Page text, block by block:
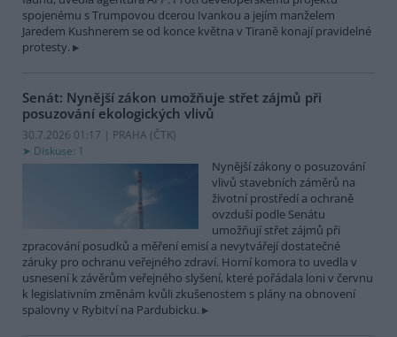
spojenému s Trumpovou dcerou Ivankou a jejím manželem
Jaredem Kushnerem se od konce května v Tiraně konají pravidelné
protesty.
Senát: Nynější zákon umožňuje střet zájmů při
posuzování ekologických vlivů
30.7.2026 01:17 | PRAHA (ČTK)
Diskuse: 1
Nynější zákony o posuzování
vlivů stavebních záměrů na
životní prostředí a ochraně
ovzduší podle Senátu
umožňují střet zájmů při
zpracování posudků a měření emisí a nevytvářejí dostatečné
záruky pro ochranu veřejného zdraví. Horní komora to uvedla v
usnesení k závěrům veřejného slyšení, které pořádala loni v červnu
k legislativním změnám kvůli zkušenostem s plány na obnovení
spalovny v Rybitví na Pardubicku.